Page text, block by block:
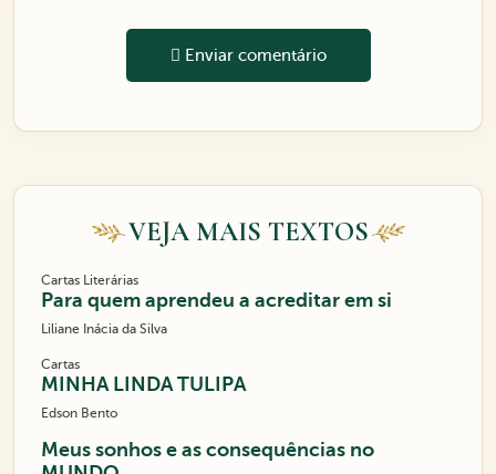
Enviar comentário
VEJA MAIS TEXTOS
Cartas Literárias
Para quem aprendeu a acreditar em si
Liliane Inácia da Silva
Cartas
MINHA LINDA TULIPA
Edson Bento
Meus sonhos e as consequências no